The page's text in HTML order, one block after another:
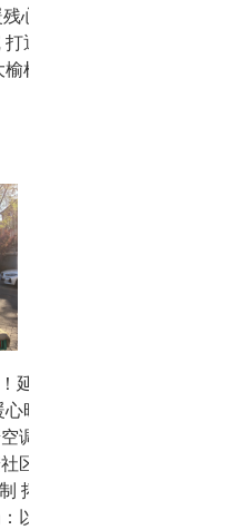
残心——延庆镇温馨家园...
通助残服务“最后一公里”
树镇开展反诈宣传经验交...
延庆城管整治占道经营 ...
晾晒惠民生
调有限公司：文明筑基强
区：党建领航铸文明，邻
拓宽治村理事路径
以文明创建赋能财政事业